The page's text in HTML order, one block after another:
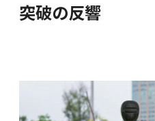
突破の反響